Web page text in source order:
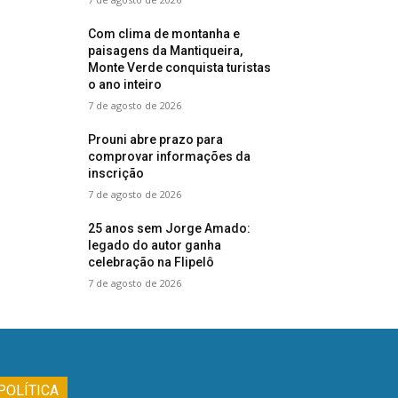
Com clima de montanha e
paisagens da Mantiqueira,
Monte Verde conquista turistas
o ano inteiro
7 de agosto de 2026
Prouni abre prazo para
comprovar informações da
inscrição
7 de agosto de 2026
25 anos sem Jorge Amado:
legado do autor ganha
celebração na Flipelô
7 de agosto de 2026